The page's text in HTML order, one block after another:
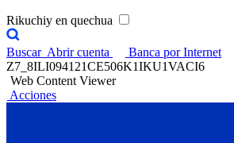
Rikuchiy en quechua
Buscar Abrir cuenta
Banca por Internet
Z7_8ILI094121CE506K1IKU1VACI6
Web Content Viewer
Acciones